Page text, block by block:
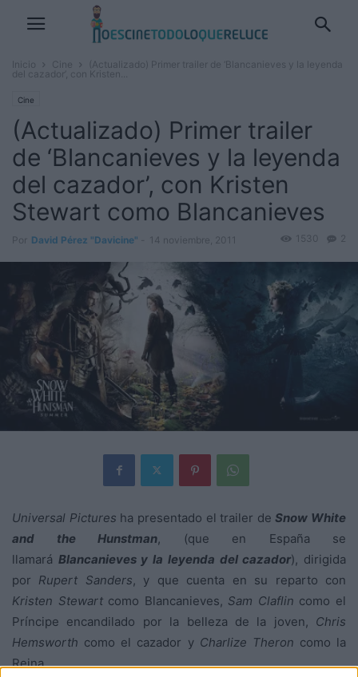
Inicio Cine
(Actualizado) Primer trailer de ‘Blancanieves y la leyenda
del cazador’, con Kristen...
Cine
(Actualizado) Primer trailer
de ‘Blancanieves y la leyenda
del cazador’, con Kristen
Stewart como Blancanieves
Por David Pérez "Davicine" 14 noviembre, 2011 2
1530
Universal Pictures ha presentado el trailer deSnow White
and the Hunstman, (que en España se
llamará Blancanieves y la leyenda del cazador), dirigida
por Rupert Sanders, y que cuenta en su reparto con
Kristen Stewartcomo Blancanieves, Sam Claflin como el
Príncipe encandilado por la belleza de la joven, Chris
Hemsworth como el cazador y Charlize Theron como la
Reina.